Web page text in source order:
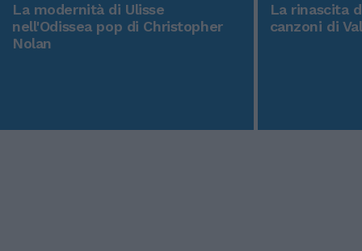
La modernità di Ulisse
nell'Odissea pop di Christopher
Nolan
La rinascita
canzoni di